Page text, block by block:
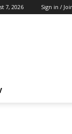
7, 2026 Sign in /